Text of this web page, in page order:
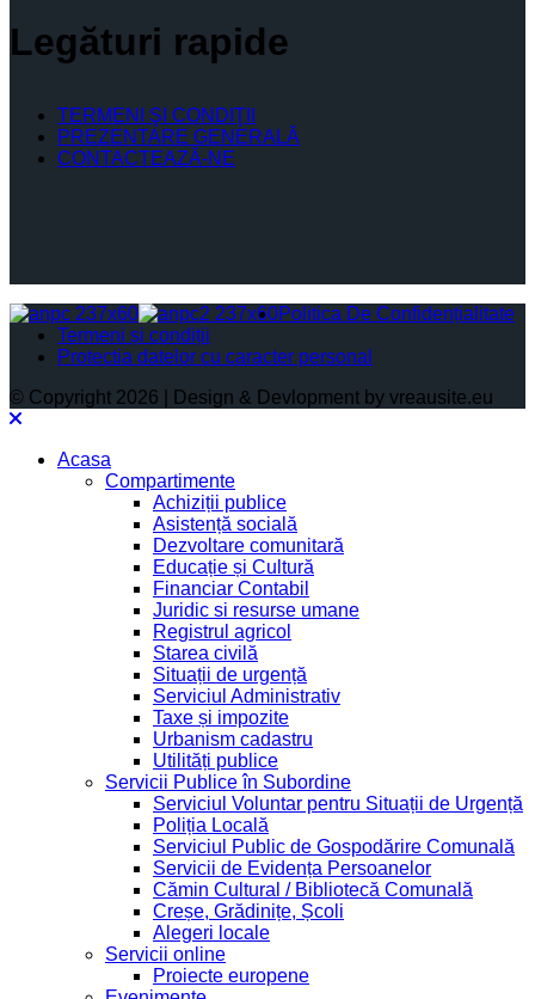
Legături rapide
TERMENI ŞI CONDIŢII
PREZENTARE GENERALĂ
CONTACTEAZĂ-NE
Politica De Confidențialitate
Termeni și condiții
Protectia datelor cu caracter personal
© Copyright 2026 | Design & Devlopment by vreausite.eu
Acasa
Compartimente
Achiziții publice
Asistență socială
Dezvoltare comunitară
Educație și Cultură
Financiar Contabil
Juridic si resurse umane
Registrul agricol
Starea civilă
Situații de urgență
Serviciul Administrativ
Taxe și impozite
Urbanism cadastru
Utilități publice
Servicii Publice în Subordine
Serviciul Voluntar pentru Situații de Urgență
Poliția Locală
Serviciul Public de Gospodărire Comunală
Servicii de Evidența Persoanelor
Cămin Cultural / Bibliotecă Comunală
Creșe, Grădinițe, Școli
Alegeri locale
Servicii online
Proiecte europene